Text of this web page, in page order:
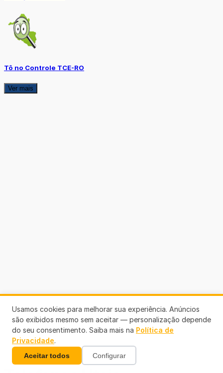
Tô no Controle TCE-RO
Ver mais
Usamos cookies para melhorar sua experiência. Anúncios
são exibidos mesmo sem aceitar — personalização depende
do seu consentimento. Saiba mais na Política de
Privacidade.
Aceitar todos Configurar